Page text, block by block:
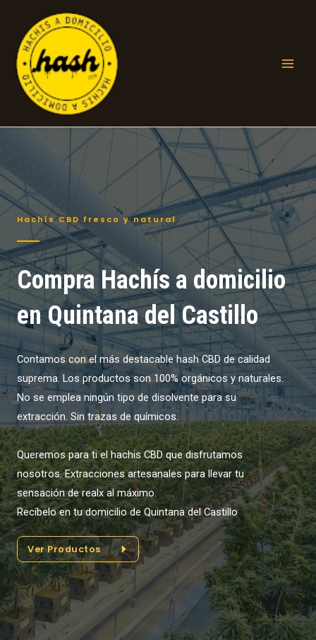
contenido
Hachís CBD fresco y natural
Compra Hachís a domicilio
en Quintana del Castillo
Contamos con el más destacable hash CBD de calidad
suprema. Los productos son 100% orgánicos y naturales.
No se emplea ningún tipo de disolvente para su
extracción. Sin trazas de químicos.
Queremos para ti el hachis CBD que disfrutamos
nosotros. Extracciones artesanales para llevar tu
sensación de realx al máximo.
Recíbelo en tu domicilio de Quintana del Castillo
Ver Productos